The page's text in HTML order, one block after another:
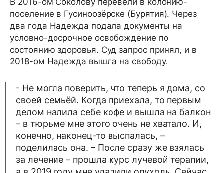
В 2016-ом Соколову перевели в колонию-
поселение в Гусиноозёрске (Бурятия). Через
два года Надежда подала документы на
условно-досрочное освобождение по
состоянию здоровья. Суд запрос принял, и в
2018-ом Надежда вышла на свободу.
- Не могла поверить, что теперь я дома, со
своей семьёй. Когда приехала, то первым
делом налила себе кофе и вышла на балкон
– в тюрьме мне этого очень не хватало. И,
конечно, наконец-то выспалась, –
поделилась она. – После сразу же взялась
за лечение – прошла курс лучевой терапии,